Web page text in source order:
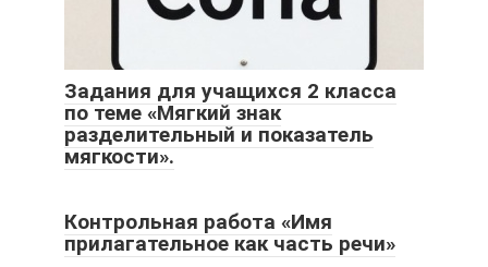
Задания для учащихся 2 класса
по теме «Мягкий знак
разделительный и показатель
мягкости».
Контрольная работа «Имя
прилагательное как часть речи»